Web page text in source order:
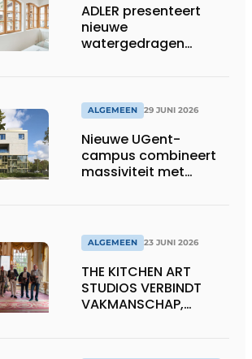
ADLER presenteert
nieuwe
watergedragen
ALGEMEEN 29 JUNI 2026
Nieuwe UGent-
campus combineert
massiviteit met
ALGEMEEN 23 JUNI 2026
THE KITCHEN ART
STUDIOS VERBINDT
VAKMANSCHAP,